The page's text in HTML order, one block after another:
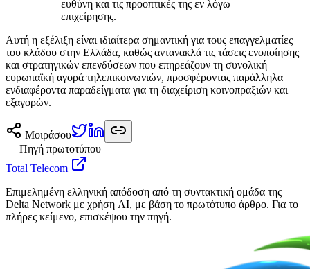
ευθύνη και τις προοπτικές της εν λόγω
επιχείρησης.
Αυτή η εξέλιξη είναι ιδιαίτερα σημαντική για τους επαγγελματίες
του κλάδου στην Ελλάδα, καθώς αντανακλά τις τάσεις ενοποίησης
και στρατηγικών επενδύσεων που επηρεάζουν τη συνολική
ευρωπαϊκή αγορά τηλεπικοινωνιών, προσφέροντας παράλληλα
ενδιαφέροντα παραδείγματα για τη διαχείριση κοινοπραξιών και
εξαγορών.
Μοιράσου
— Πηγή πρωτοτύπου
Total Telecom
Επιμελημένη ελληνική απόδοση από τη συντακτική ομάδα της
Delta Network με χρήση AI, με βάση το πρωτότυπο άρθρο. Για το
πλήρες κείμενο, επισκέψου την πηγή.